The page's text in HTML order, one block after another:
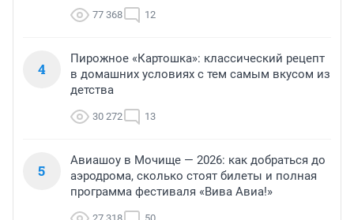
77 368 12
4
Пирожное «Картошка»: классический рецепт
в домашних условиях с тем самым вкусом из
детства
30 272 13
5
Авиашоу в Мочище — 2026: как добраться до
аэродрома, сколько стоят билеты и полная
программа фестиваля «Вива Авиа!»